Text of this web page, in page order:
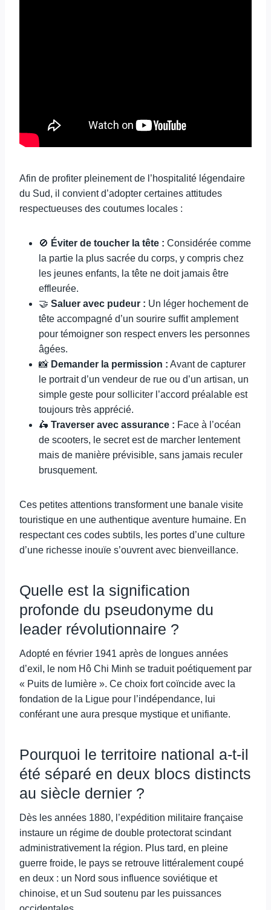
Afin de profiter pleinement de l’hospitalité légendaire
du Sud, il convient d’adopter certaines attitudes
respectueuses des coutumes locales :
🚫 Éviter de toucher la tête : Considérée comme
la partie la plus sacrée du corps, y compris chez
les jeunes enfants, la tête ne doit jamais être
effleurée.
🤝 Saluer avec pudeur : Un léger hochement de
tête accompagné d’un sourire suffit amplement
pour témoigner son respect envers les personnes
âgées.
📸 Demander la permission : Avant de capturer
le portrait d’un vendeur de rue ou d’un artisan, un
simple geste pour solliciter l’accord préalable est
toujours très apprécié.
🛵 Traverser avec assurance : Face à l’océan
de scooters, le secret est de marcher lentement
mais de manière prévisible, sans jamais reculer
brusquement.
Ces petites attentions transforment une banale visite
touristique en une authentique aventure humaine. En
respectant ces codes subtils, les portes d’une culture
d’une richesse inouïe s’ouvrent avec bienveillance.
Quelle est la signification
profonde du pseudonyme du
leader révolutionnaire ?
Adopté en février 1941 après de longues années
d’exil, le nom Hô Chi Minh se traduit poétiquement par
« Puits de lumière ». Ce choix fort coïncide avec la
fondation de la Ligue pour l’indépendance, lui
conférant une aura presque mystique et unifiante.
Pourquoi le territoire national a-t-il
été séparé en deux blocs distincts
au siècle dernier ?
Dès les années 1880, l’expédition militaire française
instaure un régime de double protectorat scindant
administrativement la région. Plus tard, en pleine
guerre froide, le pays se retrouve littéralement coupé
en deux : un Nord sous influence soviétique et
chinoise, et un Sud soutenu par les puissances